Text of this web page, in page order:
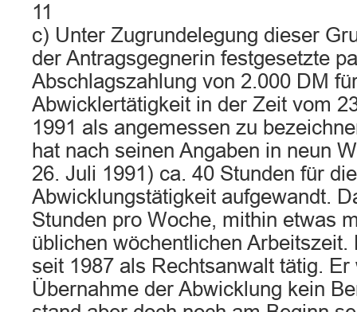
11
c) Unter Zugrundelegung dieser
der Antragsgegnerin festgesetzte
Abschlagszahlung von 2.000 DM
Abwicklertätigkeit in der Zeit vom
1991 als angemessen zu
hat nach seinen Angaben in neun
26. Juli 1991) ca. 40 Stunden für die
Abwicklungstätigkeit aufgewandt.
Stunden pro Woche, mithin etwas
üblichen wöchentlichen
seit 1987 als Rechtsanwalt tätig.
Übernahme der Abwicklung kein